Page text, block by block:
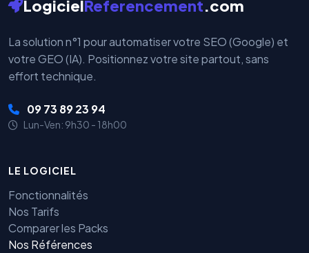
LogicielReferencement.com
La solution n°1 pour automatiser votre SEO (Google) et
votre GEO (IA). Positionnez votre site partout, sans
effort technique.
09 73 89 23 94
Lun-Ven: 9h30 - 18h00
LE LOGICIEL
Fonctionnalités
Nos Tarifs
Comparer les Packs
Nos Références